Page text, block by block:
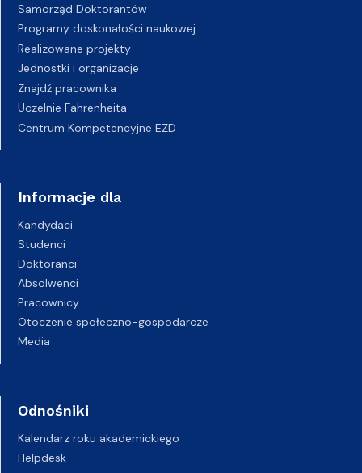
Samorząd Doktorantów
Programy doskonałości naukowej
Realizowane projekty
Jednostki i organizacje
Znajdź pracownika
Uczelnie Fahrenheita
Centrum Kompetencyjne EZD
Informacje dla
Kandydaci
Studenci
Doktoranci
Absolwenci
Pracownicy
Otoczenie społeczno-gospodarcze
Media
Odnośniki
Kalendarz roku akademickiego
Helpdesk